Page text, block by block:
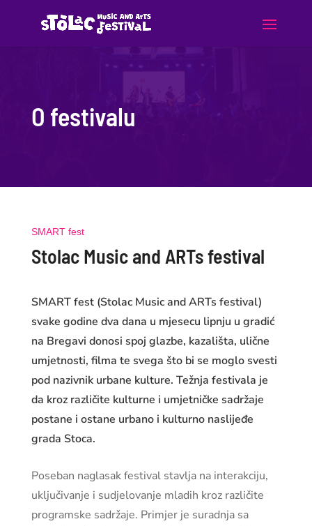
O festivalu
SMART fest
Stolac Music and ARTs festival
SMART fest (Stolac Music and ARTs festival)
svake godine dva dana u mjesecu lipnju u gradić
na Bregavi donosi spoj glazbe, kazališta, ulične
umjetnosti, filma te svega što bi se moglo svesti
pod nazivnik urbane kulture. Težnja festivala je
da kroz različite kulturne i umjetničke sadržaje
postane i ostane urbano i kulturno naslijeđe
grada Stoca.
Poseban naglasak festival stavlja na interakciju,
uključivanje i sudjelovanje mladih kroz različite
programske sadržaje. Primjer je suradnja sa